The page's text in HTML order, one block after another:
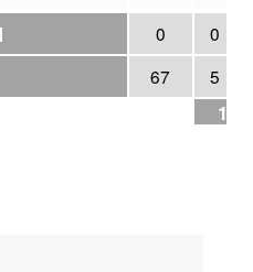
0 0
67 5